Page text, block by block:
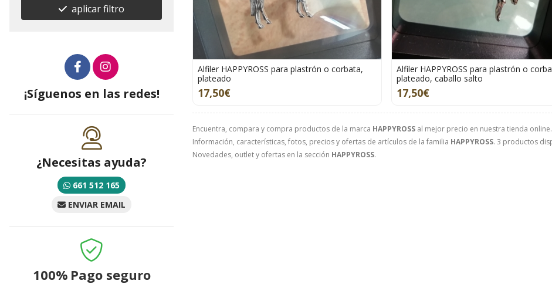
Encuentra, compara y compra productos de la marca HAPPYROSS al mejor precio en nuestra tienda online.
Información, características, fotos, precios y ofertas de artículos de la familia HAPPYROSS. 3 productos
Novedades, outlet y ofertas en la sección HAPPYROSS.
Alfiler HAPPYROSS para plastrón o corbata,
plateado
17,50€
Alfiler HAPPYROSS para plastrón o
plateado, caballo salto
17,50€
aplicar filtro
¡Síguenos en las redes!
¿Necesitas ayuda?
661 512 165
ENVIAR EMAIL
100% Pago seguro